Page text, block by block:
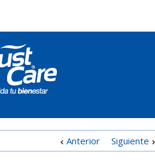
Anterior Siguiente